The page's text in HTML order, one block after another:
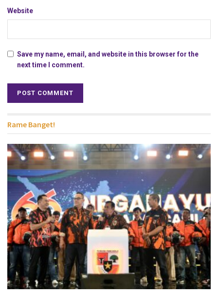
Website
Save my name, email, and website in this browser for the
next time I comment.
Rame Banget!